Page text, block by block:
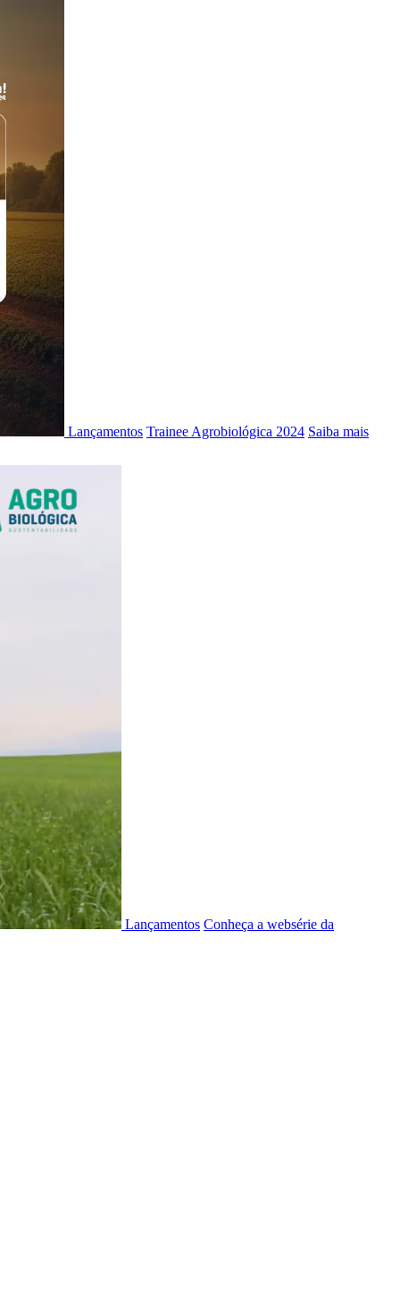
Lançamentos Trainee Agrobiológica 2024 Saiba mais
Lançamentos Conheça a websérie da